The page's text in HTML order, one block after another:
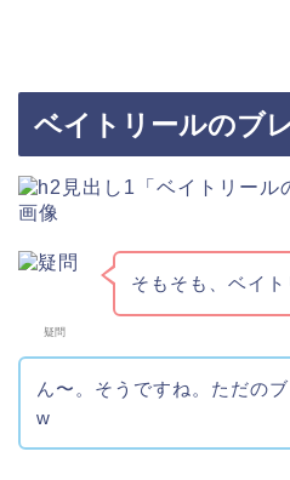
ベイトリールのブ
疑問
そもそも、ベイ
ん〜。そうですね。ただのブ
w